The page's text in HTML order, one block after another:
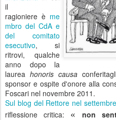
il
ragioniere è me
mbro del CdA e
del comitato
esecutivo, si
ritrovi, qualche
anno dopo la
laureahonoris causa
sponsor e ospite d'onore alla
Foscari nel novembre 2011.
Sul blog del Rettore nel
riflessione critica: « non